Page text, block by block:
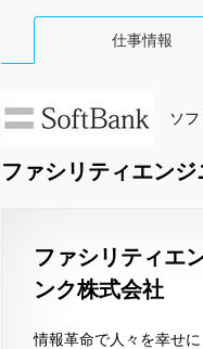
仕事情報
ソ
ファシリティエン
ファシリティエ
ンク株式会社
情報革命で人々を幸せ